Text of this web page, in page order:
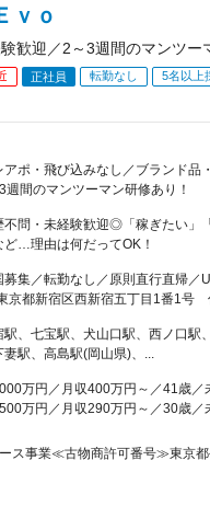
ｖｏ
歓迎／2～3週間のマンツー
正社員 転勤なし 5名以上
ポ・飛び込みなし／ブランド品
間のマンツーマン研修あり！
問・未経験歓迎◎「稼ぎたい」
ど…理由は何だってOK！
集／転勤なし／原則直行直帰／
京都新宿区西新宿五丁目1番1号
駅、七宝駅、犬山口駅、西ノ口駅
駅、高島駅(岡山県)、...
万円／月収400万円～／41歳／
万円／月収290万円～／30歳／
ス事業≪古物商許可番号≫東京